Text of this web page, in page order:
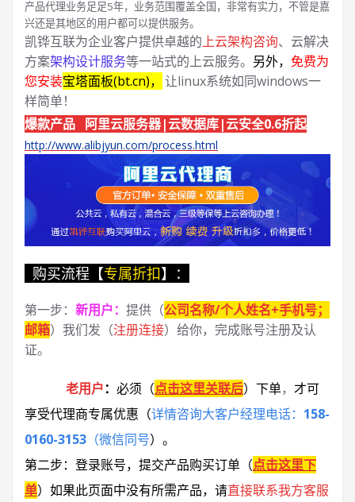
产品代理业务足足5年，业务范围覆盖全国，非常有实力，不管是嘉
兴还是其地区的用户都可以提供服务。
凯铧互联为企业客户提供卓越的上云架构咨询、云解决
方案架构设计服务等一站式的上云服务。 另外， 免费为
您安装宝塔面板(bt.cn)， 让linux系统如同windows一
样简单！
爆款产品 阿里云服务器|云数据库|云安全0.6折起
http://www.alibjyun.com/process.html
购买流程【专属折扣】：
第一步： 新用户： 提供（公司名称/个人姓名+手机号；
邮箱）我们发（注册连接）给你，完成账号注册及认
证。
老用户： 必须 （点击这里关联后） 下单， 才可
享受代理商专属优惠 （详情咨询大客户经理电话： 158-
0160-3153 （微信同号） 。
第二步：登录账号，提交产品购买订单（点击这里下
单） 如果此页面中没有所需产品，请直接联系我方客服